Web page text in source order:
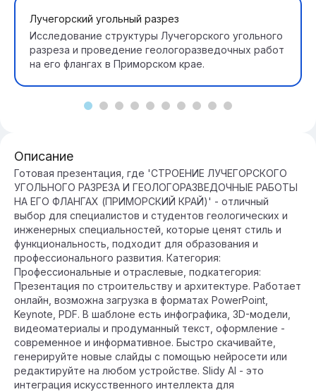
Лучегорский угольный разрез
Исследование структуры Лучегорского угольного
разреза и проведение геологоразведочных работ
на его флангах в Приморском крае.
Описание
Готовая презентация, где 'СТРОЕНИЕ ЛУЧЕГОРСКОГО
УГОЛЬНОГО РАЗРЕЗА И ГЕОЛОГОРАЗВЕДОЧНЫЕ РАБОТЫ
НА ЕГО ФЛАНГАХ (ПРИМОРСКИЙ КРАЙ)' - отличный
выбор для специалистов и студентов геологических и
инженерных специальностей, которые ценят стиль и
функциональность, подходит для образования и
профессионального развития. Категория:
Профессиональные и отраслевые, подкатегория:
Презентация по строительству и архитектуре. Работает
онлайн, возможна загрузка в форматах PowerPoint,
Keynote, PDF. В шаблоне есть инфографика, 3D-модели,
видеоматериалы и продуманный текст, оформление -
современное и информативное. Быстро скачивайте,
генерируйте новые слайды с помощью нейросети или
редактируйте на любом устройстве. Slidy AI - это
интеграция искусственного интеллекта для